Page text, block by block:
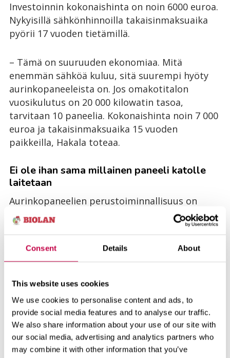
Consent Details About
This website uses cookies
We use cookies to personalise content and ads, to
provide social media features and to analyse our traffic.
We also share information about your use of our site with
our social media, advertising and analytics partners who
may combine it with other information that you’ve
Investoinnin kokonaishinta on noin 6000 euroa.
Nykyisillä sähkönhinnoilla takaisinmaksuaika
pyörii 17 vuoden tietämillä.
– Tämä on suuruuden ekonomiaa. Mitä
enemmän sähköä kuluu, sitä suurempi hyöty
aurinkopaneeleista on. Jos omakotitalon
vuosikulutus on 20 000 kilowatin tasoa,
tarvitaan 10 paneelia. Kokonaishinta noin 7 000
euroa ja takaisinmaksuaika 15 vuoden
paikkeilla, Hakala toteaa.
Ei ole ihan sama millainen paneeli katolle
laitetaan
Aurinkopaneelien perustoiminnallisuus on
tietysti kaikissa sama: napataan aurinkoa
taivaalta ja siirretään se sähkönä töpseleihin.
kannattaa ehdottomasti huomioida.
– Ennen kuin päädyimme Biolanilla tiettyihin
paneeleihin, kävimme läpi 2000 ympäri
maailmaa toimivaa paneelivalmistajaa.
Asiantuntijamme valitsivat 40 ja näistä
seitsemälle parhaalle lähetimme
tarjouspyynnöt. Viisi vastasi ja yhden